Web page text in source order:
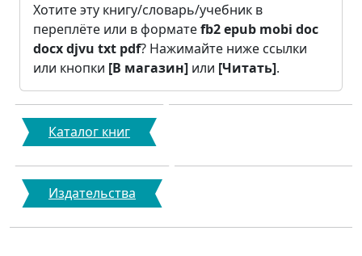
Хотите эту книгу/словарь/учебник в
переплёте или в форматеfb2epub mobi doc
docxdjvu txt pdf? Нажимайте ниже ссылки
или кнопки [В магазин] или [Читать].
Каталог книг
Издательства